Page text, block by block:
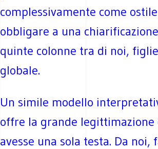
complessivamente come
obbligare a una
quinte colonne tra di noi,
globale.
Un simile modello
offre la grande legittimazione
avesse una sola testa. Da